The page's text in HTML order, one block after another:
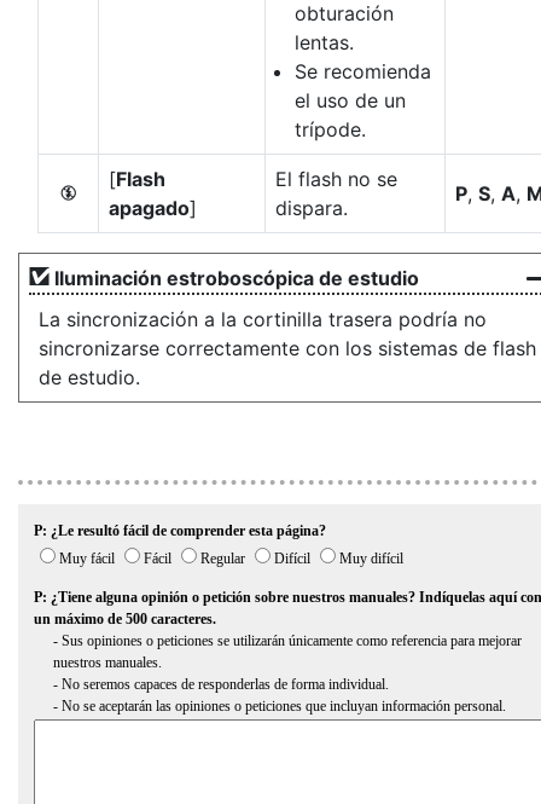
obturación
lentas.
Se recomienda
el uso de un
trípode.
s
[Flash
apagado]
El flash no se
dispara.
P, S, A,
Iluminación estroboscópica de estudio
La sincronización a la cortinilla trasera podría no
sincronizarse correctamente con los sistemas de flash
de estudio.